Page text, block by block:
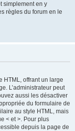
simplement en y
règles du forum en le
HTML, offrant un large
L’administrateur peut
aussi les désactiver
du formulaire de
au style HTML, mais
< et >. Pour plus
depuis la page de